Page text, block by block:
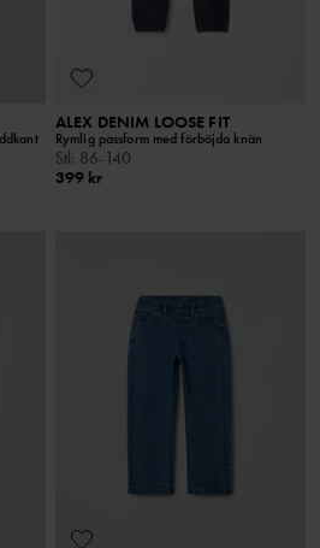
ALEX DENIM LOOSE FIT
Rymlig passform med förböjda knän
Stl: 86-140
399 kr